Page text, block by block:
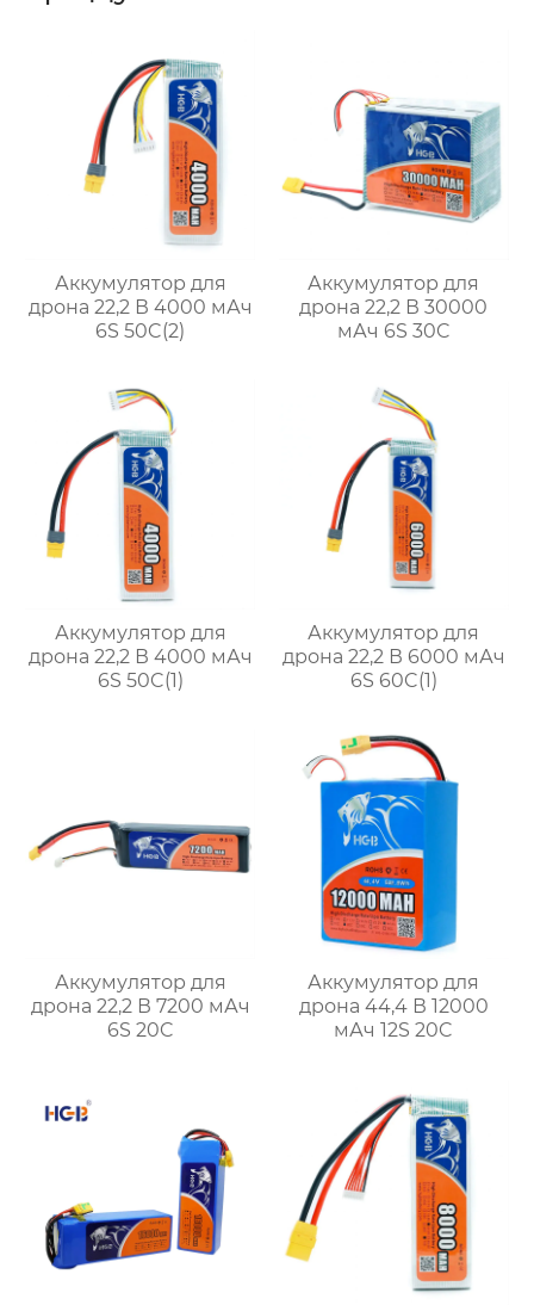
Аккумулятор для
дрона 22,2 В 4000 мАч
6S 50C(2)
Аккумулятор для
дрона 22,2 В 30000
мАч 6S 30C
Аккумулятор для
дрона 22,2 В 4000 мАч
6S 50C(1)
Аккумулятор для
дрона 22,2 В 6000 мАч
6S 60C(1)
Аккумулятор для
дрона 22,2 В 7200 мАч
6S 20C
Аккумулятор для
дрона 44,4 В 12000
мАч 12S 20C